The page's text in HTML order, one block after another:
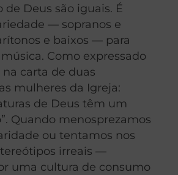
de Deus são iguais. É
— sopranos e
e baixos — para
Como expressado
carta de duas
mulheres da Igreja:
de Deus têm um
Quando menosprezamos
ou tentamos nos
irreais —
uma cultura de consumo